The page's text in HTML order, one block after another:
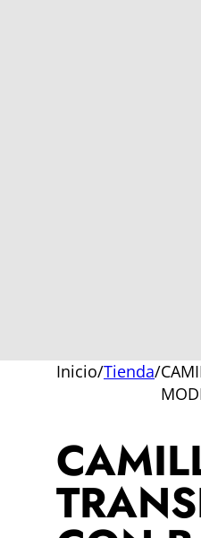
Inicio/Tienda/